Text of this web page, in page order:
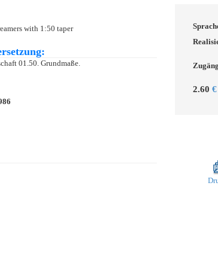
with 1:50 taper
01.50. Grundmaße.
2.60 €